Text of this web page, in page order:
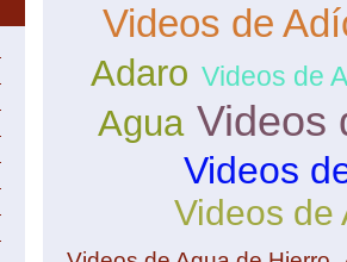
Videos de
Adaro Videos de
Agua Videos
Videos
Videos de